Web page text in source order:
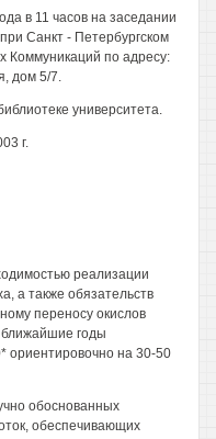
в 11 часов на заседании
Санкт - Петербургском
Коммуникаций по адресу:
дом 5/7.
университета.
г.
реализации
а также обязательств
переносу окислов
ближайшие годы
ориентировочно на 30-50
обоснованных
обеспечивающих